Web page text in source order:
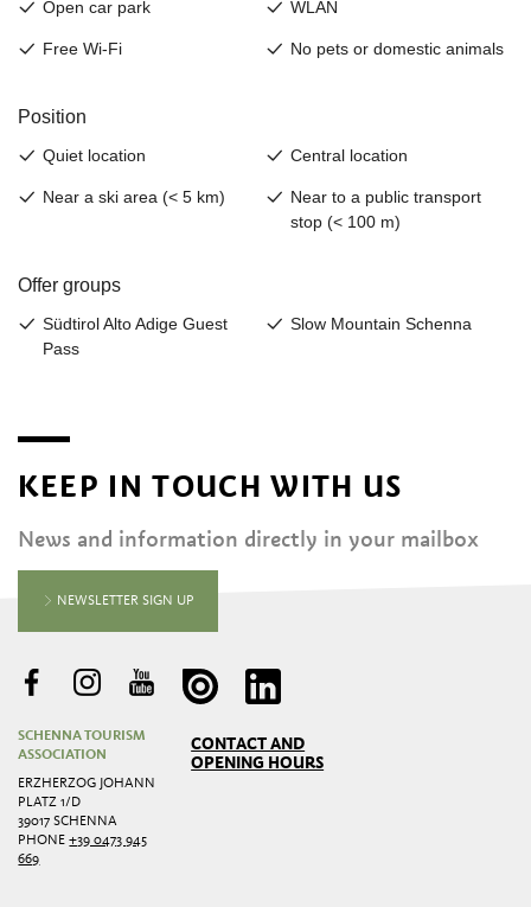
KEEP IN TOUCH WITH US
News and information directly in your mailbox
NEWSLETTER SIGN UP
SCHENNA TOURISM
ASSOCIATION
ERZHERZOG JOHANN
PLATZ 1/D
39017 SCHENNA
PHONE+39 0473 945
669
CONTACT AND
OPENING HOURS